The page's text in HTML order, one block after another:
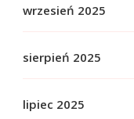
wrzesień 2025
sierpień 2025
lipiec 2025